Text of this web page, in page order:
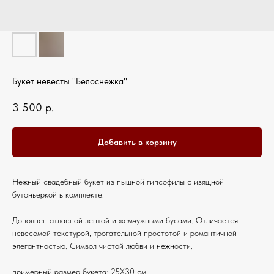
Букет невесты "Белоснежка"
3 500 р.
Добавить в корзину
Нежный свадебный букет из пышной гипсофилы с изящной
бутоньеркой в комплекте.
Дополнен атласной лентой и жемчужными бусами. Отличается
невесомой текстурой, трогательной простотой и романтичной
элегантностью. Символ чистой любви и нежности.
примерный размер букета: 25Х30 см